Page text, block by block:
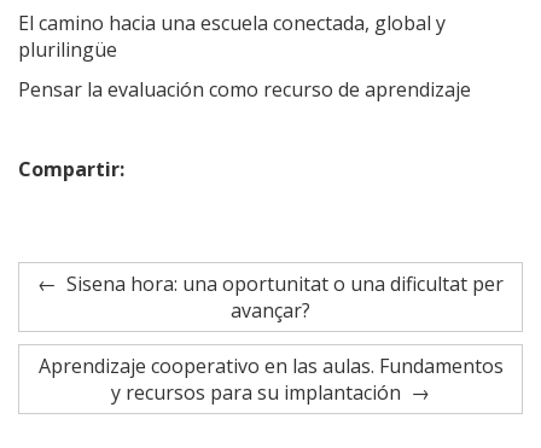
El camino hacia una escuela conectada, global y
plurilingüe
Pensar la evaluación como recurso de aprendizaje
Compartir:
Sisena hora: una oportunitat o una dificultat per
avançar?
Aprendizaje cooperativo en las aulas. Fundamentos
y recursos para su implantación